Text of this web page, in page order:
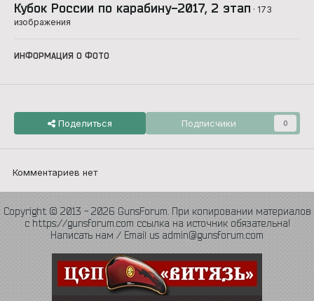
Кубок России по карабину-2017, 2 этап · 173
изображения
ИНФОРМАЦИЯ О ФОТО
Поделиться Подписчики 0
Комментариев нет
Copyright © 2013 - 2026 GunsForum. При копировании материалов
с https://gunsforum.com ссылка на источник обязательна!
Написать нам / Email us admin@gunsforum.com